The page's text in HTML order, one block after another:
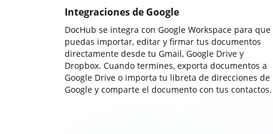
Integraciones de Google
DocHub se integra con Google Workspace para que
puedas importar, editar y firmar tus documentos
directamente desde tu Gmail, Google Drive y
Dropbox. Cuando termines, exporta documentos a
Google Drive o importa tu libreta de direcciones de
Google y comparte el documento con tus contactos.